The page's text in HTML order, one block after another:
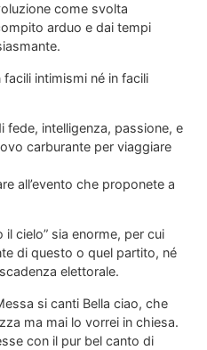
come svolta
arduo e dai tempi
intimismi né in facili
fede, intelligenza, passione, e
carburante per viaggiare
all’evento che proponete a
cielo” sia enorme, per cui
di questo o quel partito, né
elettorale.
si canti Bella ciao, che
ma mai lo vorrei in chiesa.
con il pur bel canto di